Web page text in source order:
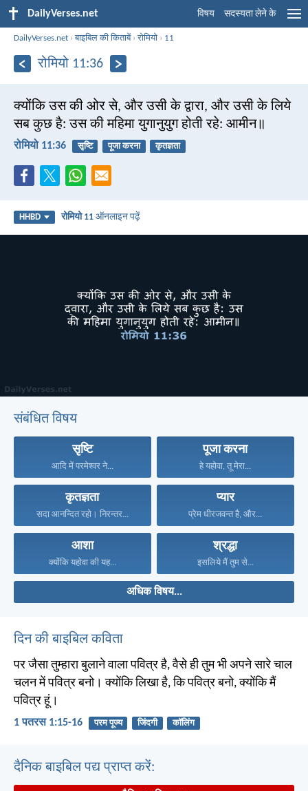
DailyVerses.net विषय सदस्यता लेने के
DailyVerses.net ›बाइबिल की किताबें›रोमियो › 11
रोमियो 11:36
क्योंकि उस की ओर से, और उसी के द्वारा, और उसी के लिये
सब कुछ है: उस की महिमा युगानुयुग होती रहे: आमीन॥
रोमियो 11:36 सृष्टि पूजा करना कृतज्ञता
HHBD रोमियो 11 ऑनलाइन पढ़ें
संबंधित विषय
सृष्टि
आदि में परमेश्वर ने...
पूजा करना
हे यहोवा, तू मेरा...
कृतज्ञता
सदा आनन्दित रहो। निरन्तर...
प्यार
प्रेम धीरजवन्त है, और...
आशा
क्योंकि यहोवा की यह...
श्रद्धा
इसलिये मैं तुम से...
अधिक विषय...
दिन की बाइबिल कविता
पर जैसा तुम्हारा बुलाने वाला पवित्र है, वैसे ही तुम भी अपने सारे चाल
चलन में पवित्र बनो। क्योंकि लिखा है, कि पवित्र बनो, क्योंकि मैं
पवित्र हूं।
1 पतरस 1:15-16 परम पूज्य जिंदगी कॉलिंग
दैनिक बाइबिल पद्य प्राप्त करें: